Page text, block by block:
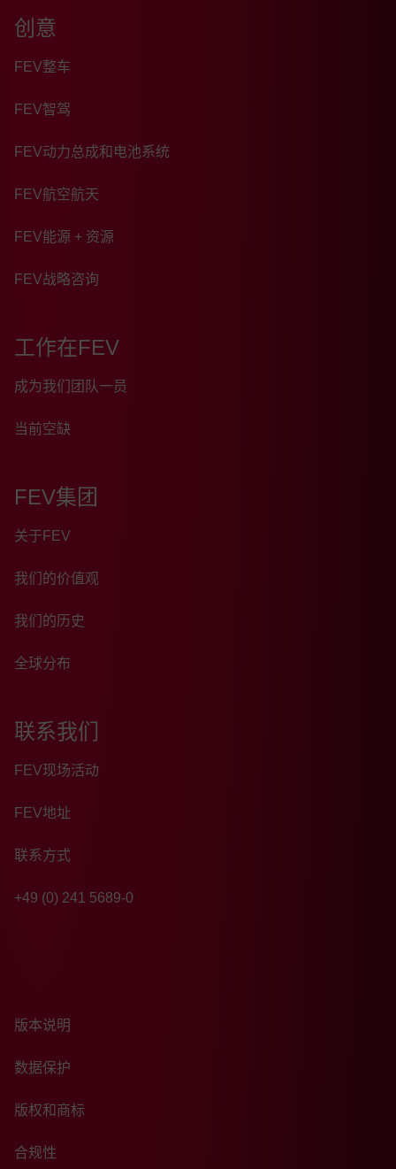
创意
FEV整车
FEV智驾
FEV动力总成和电池系统
FEV航空航天
FEV能源 + 资源
FEV战略咨询
工作在FEV
成为我们团队一员
当前空缺
FEV集团
关于FEV
我们的价值观
我们的历史
全球分布
联系我们
FEV现场活动
FEV地址
联系方式
+49 (0) 241 5689-0
版本说明
数据保护
版权和商标
合规性